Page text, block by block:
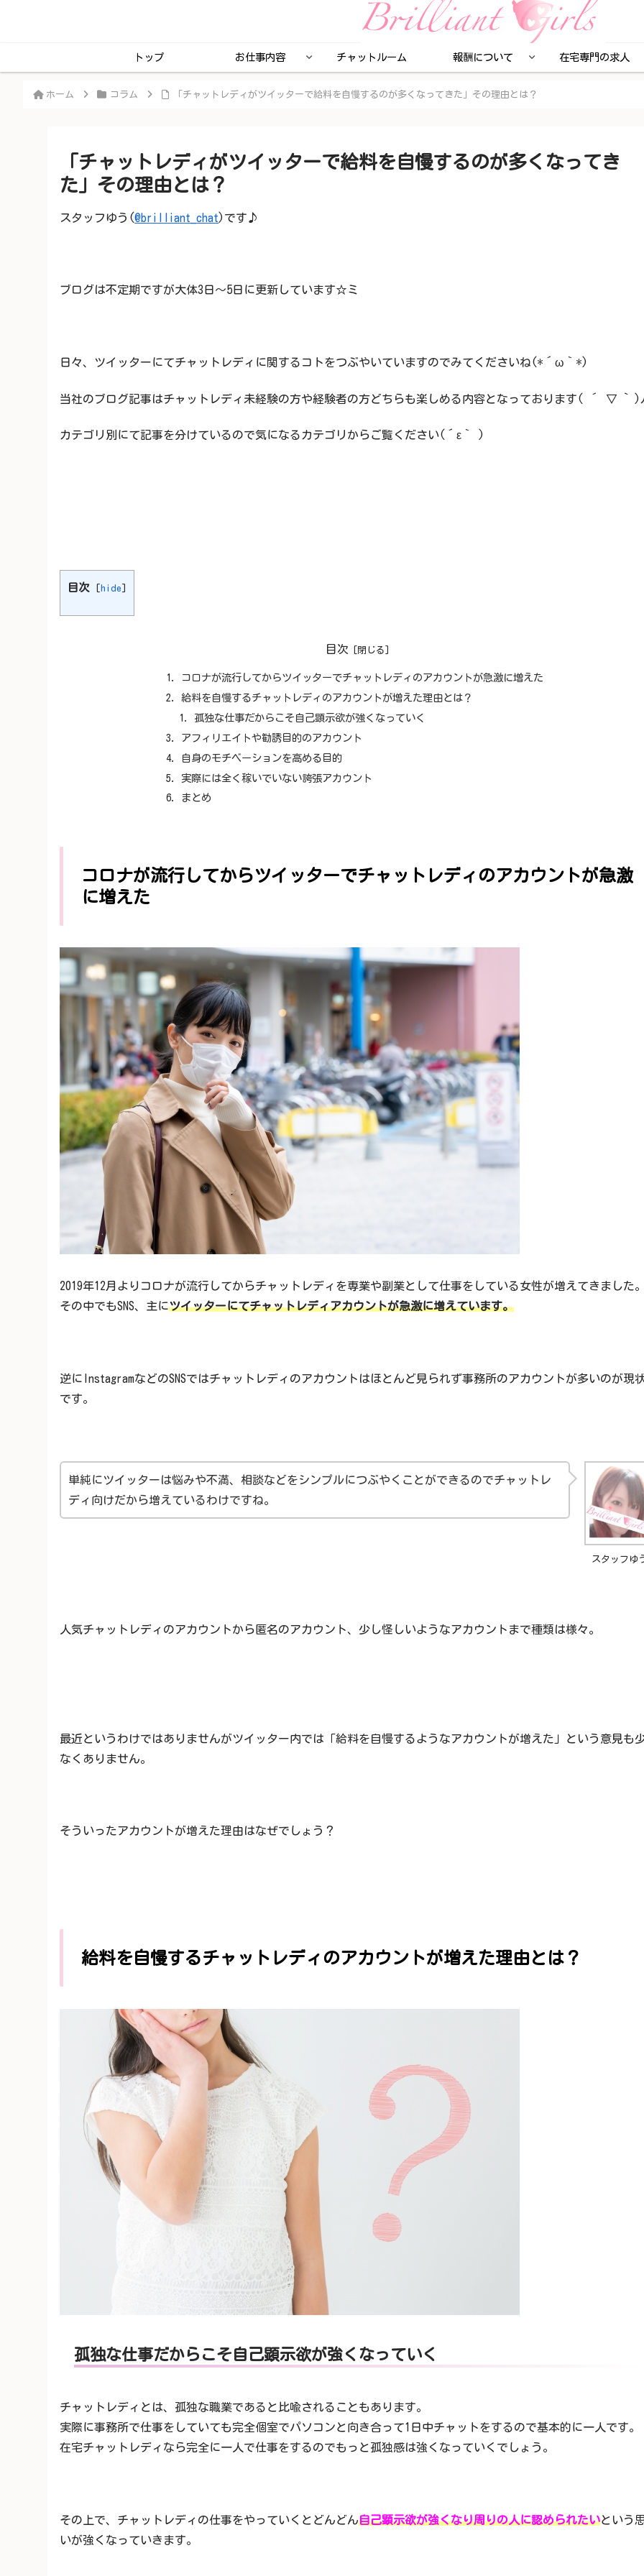
トップ お仕事内容 チャットルーム 報酬について 在宅専門の求人
ホーム コラム 「チャットレディがツイッターで給料を自慢するのが多くなってきた」その理由とは？
「チャットレディがツイッターで給料を自慢するのが多くなってき
た」その理由とは？
スタッフゆう(@brilliant_chat)です♪
ブログは不定期ですが大体3日～5日に更新しています☆ミ
日々、ツイッターにてチャットレディに関するコトをつぶやいていますのでみてくださいね(*´ω｀*)
当社のブログ記事はチャットレディ未経験の方や経験者の方どちらも楽しめる内容となっております( ´ ▽ ` )
カテゴリ別にて記事を分けているので気になるカテゴリからご覧ください(´ε｀ )
目次 [hide]
目次
コロナが流行してからツイッターでチャットレディのアカウントが急激に増えた
給料を自慢するチャットレディのアカウントが増えた理由とは？
孤独な仕事だからこそ自己顕示欲が強くなっていく
アフィリエイトや勧誘目的のアカウント
自身のモチベーションを高める目的
実際には全く稼いでいない誇張アカウント
まとめ
コロナが流行してからツイッターでチャットレディのアカウントが急激
に増えた
2019年12月よりコロナが流行してからチャットレディを専業や副業として仕事をしている女性が増えてきました
その中でもSNS、主にツイッターにてチャットレディアカウントが急激に増えています。
逆にInstagramなどのSNSではチャットレディのアカウントはほとんど見られず事務所のアカウントが多いのが現
です。
スタッフゆ
単純にツイッターは悩みや不満、相談などをシンプルにつぶやくことができるのでチャットレ
ディ向けだから増えているわけですね。
人気チャットレディのアカウントから匿名のアカウント、少し怪しいようなアカウントまで種類は様々。
最近というわけではありませんがツイッター内では「給料を自慢するようなアカウントが増えた」という意見も
なくありません。
そういったアカウントが増えた理由はなぜでしょう？
給料を自慢するチャットレディのアカウントが増えた理由とは？
孤独な仕事だからこそ自己顕示欲が強くなっていく
チャットレディとは、孤独な職業であると比喩されることもあります。
実際に事務所で仕事をしていても完全個室でパソコンと向き合って1日中チャットをするので基本的に一人です。
在宅チャットレディなら完全に一人で仕事をするのでもっと孤独感は強くなっていくでしょう。
その上で、チャットレディの仕事をやっていくとどんどん自己顕示欲が強くなり周りの人に認められたいという
いが強くなっていきます。